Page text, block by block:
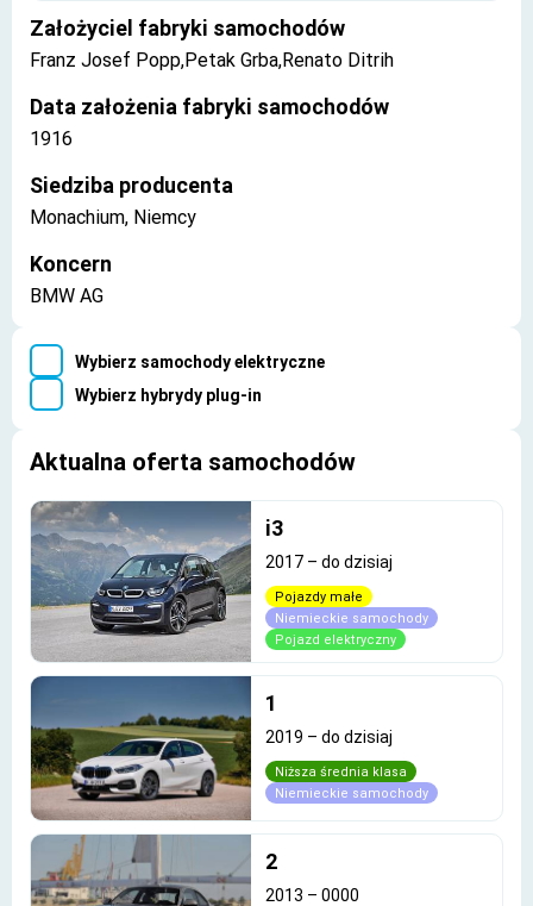
Założyciel fabryki samochodów
Franz Josef Popp,Petak Grba,Renato Ditrih
Data założenia fabryki samochodów
1916
Siedziba producenta
Monachium, Niemcy
Koncern
BMW AG
Wybierz samochody elektryczne
Wybierz hybrydy plug-in
Aktualna oferta samochodów
i3
2017 – do dzisiaj
Pojazdy małe
Niemieckie samochody
Pojazd elektryczny
1
2019 – do dzisiaj
Niższa średnia klasa
Niemieckie samochody
2
2013 – 0000